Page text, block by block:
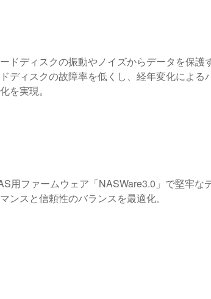
ドディスクの振動やノイズからデータを保
ディスクの故障率を低くし、経年変化によ
を実現。
用ファームウェア「NASWare3.0」で堅牢な
ンスと信頼性のバランスを最適化。